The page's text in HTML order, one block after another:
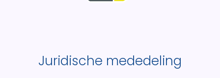
Juridische mededeling